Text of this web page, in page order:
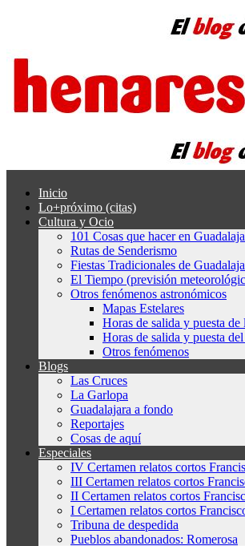
Inicio
Lo+próximo (citas)
Cultura y Ocio
101 Cosas que hacer en
Rutas de Senderismo
Fiestas Tradicionales de
El Tiempo (previsión
Otros fenómenos astronómicos
Mapas Estelares
Horas de salida y puesta de
Horas de salida y puesta
Otros fenómenos
Blogs
Las Cruces
La Garlopa
Guadalajara a fondo
Reportajes
Cosas de aquí
Especiales
IV Certamen relatos cortos
III Certamen relatos cortos
II Certamen relatos cortos
I Certamen relatos cortos
Tribuna de despedida
Pueblos abandonados: Romerosa